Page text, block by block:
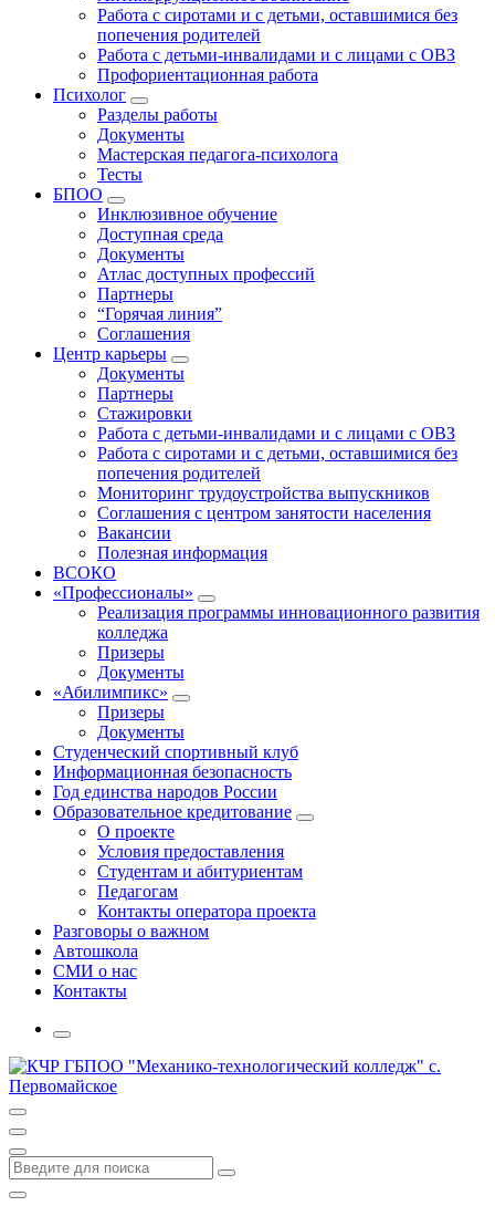
Работа с сиротами и с детьми, оставшимися без
попечения родителей
Работа с детьми-инвалидами и с лицами с ОВЗ
Профориентационная работа
Психолог
Разделы работы
Документы
Мастерская педагога-психолога
Тесты
БПОО
Инклюзивное обучение
Доступная среда
Документы
Атлас доступных профессий
Партнеры
“Горячая линия”
Соглашения
Центр карьеры
Документы
Партнеры
Стажировки
Работа с детьми-инвалидами и с лицами с ОВЗ
Работа с сиротами и с детьми, оставшимися без
попечения родителей
Мониторинг трудоустройства выпускников
Соглашения с центром занятости населения
Вакансии
Полезная информация
ВСОКО
«Профессионалы»
Реализация программы инновационного развития
колледжа
Призеры
Документы
«Абилимпикс»
Призеры
Документы
Студенческий спортивный клуб
Информационная безопасность
Год единства народов России
Образовательное кредитование
О проекте
Условия предоставления
Студентам и абитуриентам
Педагогам
Контакты оператора проекта
Разговоры о важном
Автошкола
СМИ о нас
Контакты